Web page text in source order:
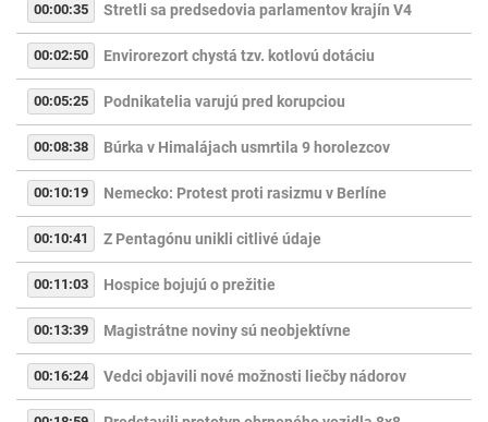
00:00:35 Stretli sa predsedovia parlamentov krajín V4
00:02:50 Envirorezort chystá tzv. kotlovú dotáciu
00:05:25 Podnikatelia varujú pred korupciou
00:08:38 Búrka v Himalájach usmrtila 9 horolezcov
00:10:19 Nemecko: Protest proti rasizmu v Berlíne
00:10:41 Z Pentagónu unikli citlivé údaje
00:11:03 Hospice bojujú o prežitie
00:13:39 Magistrátne noviny sú neobjektívne
00:16:24 Vedci objavili nové možnosti liečby nádorov